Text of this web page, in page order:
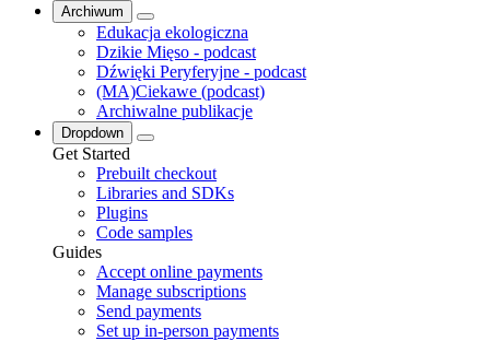
Archiwum
Edukacja ekologiczna
Dzikie Mięso - podcast
Dźwięki Peryferyjne - podcast
(MA)Ciekawe (podcast)
Archiwalne publikacje
Dropdown
Get Started
Prebuilt checkout
Libraries and SDKs
Plugins
Code samples
Guides
Accept online payments
Manage subscriptions
Send payments
Set up in-person payments